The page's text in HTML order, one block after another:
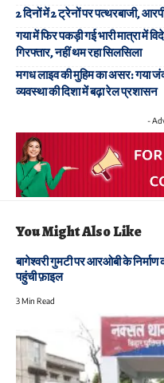
2 दिनों में 2 ट्रेनों पर पत्थरबाजी,
गया में फिर पकड़ी गई भारी मात्रा में
गिरफ्तार, नहीं थम रहा सिलसिला
मगध लाइव की मुहिम का असर: गया
व्यवस्था की दिशा में बढ़ा रेल प्रशासन
-
You Might Also Like
बागेश्वरी गुमटी पर आरओबी के
पहुंची फ़ाइल
3 Min Read